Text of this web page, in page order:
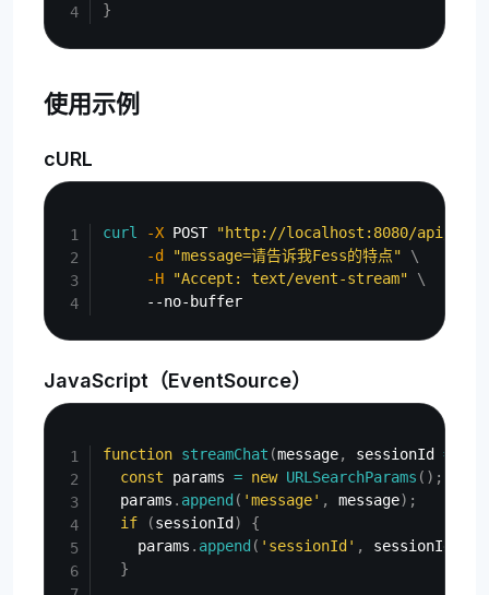
}
使用示例
cURL
curl -X POST "http://localhost:8080/api/v1/
-d
"message=请告诉我Fess的特点"
\
-H
"Accept: text/event-stream"
\
JavaScript（EventSource）
function streamChat (message, sessionId =
const params = new URLSearchParams ( ) ;
  params
. append ( 'message' , message) ;
if
(sessionId )
{
    params
. append ( 'sessionId' , sessionId
}